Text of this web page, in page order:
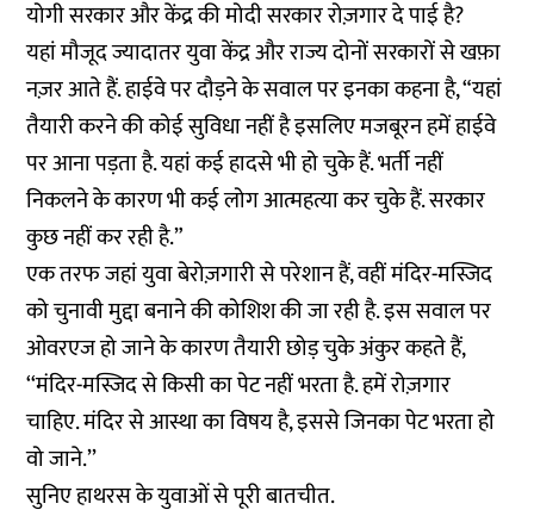
योगी सरकार और केंद्र की मोदी सरकार रोज़गार दे पाई है?
यहां मौजूद ज्यादातर युवा केंद्र और राज्य दोनों सरकारों से खफ़ा
नज़र आते हैं. हाईवे पर दौड़ने के सवाल पर इनका कहना है, “यहां
तैयारी करने की कोई सुविधा नहीं है इसलिए मजबूरन हमें हाईवे
पर आना पड़ता है. यहां कई हादसे भी हो चुके हैं. भर्ती नहीं
निकलने के कारण भी कई लोग आत्महत्या कर चुके हैं. सरकार
कुछ नहीं कर रही है.”
एक तरफ जहां युवा बेरोज़गारी से परेशान हैं, वहीं मंदिर-मस्जिद
को चुनावी मुद्दा बनाने की कोशिश की जा रही है. इस सवाल पर
ओवरएज हो जाने के कारण तैयारी छोड़ चुके अंकुर कहते हैं,
‘‘मंदिर-मस्जिद से किसी का पेट नहीं भरता है. हमें रोज़गार
चाहिए. मंदिर से आस्था का विषय है, इससे जिनका पेट भरता हो
वो जाने.’’
सुनिए हाथरस के युवाओं से पूरी बातचीत.